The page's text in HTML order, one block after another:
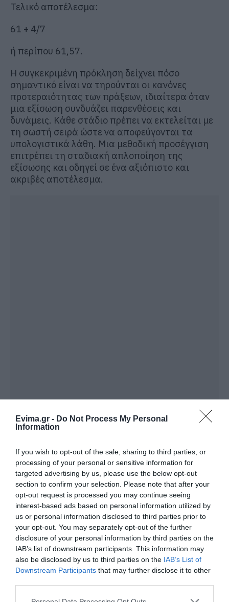
Evima.gr - Do Not Process My Personal
Information
If you wish to opt-out of the sale, sharing to third parties, or
processing of your personal or sensitive information for
targeted advertising by us, please use the below opt-out
section to confirm your selection. Please note that after your
opt-out request is processed you may continue seeing
interest-based ads based on personal information utilized by
us or personal information disclosed to third parties prior to
your opt-out. You may separately opt-out of the further
disclosure of your personal information by third parties on the
IAB’s list of downstream participants. This information may
also be disclosed by us to third parties on the IAB’s List of
Downstream Participants that may further disclose it to other
Please note that this website/app uses one or more Google
Τελικό αποτέλεσμα:
61 + 4/7
ή περίπου 61,57.
Η συγκεκριμένη πρόκληση δείχνει πόσο
σημαντικό είναι να τηρούνται οι κανόνες
προτεραιότητας των πράξεων, ιδιαίτερα όταν
μια εξίσωση συνδυάζει παρενθέσεις και
δυνάμεις. Κάθε στάδιο πρέπει να εκτελείται με
τη σωστή σειρά ώστε να αποφεύγονται τα
υπολογιστικά λάθη. Μια μεθοδική προσέγγιση
επιτρέπει τη σταδιακή απλοποίηση της
εξίσωσης και οδηγεί σε ένα αξιόπιστο και
ακριβές αποτέλεσμα.
Ακολουθήστε το evima.gr στοGoogle News
Διαβάστε όλες τιςειδήσεις για την Εύβοια
Διαβάστε όλες τιςτελευταίες ειδήσειςγια την
Ελλάδακαι τονΚόσμοστοevima.gr
TAGS: ΜΑΘΗΜΑΤΙΚΑ ΠΡΑΞΗ